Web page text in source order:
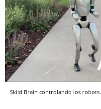
Skild Brain controlando los robots.